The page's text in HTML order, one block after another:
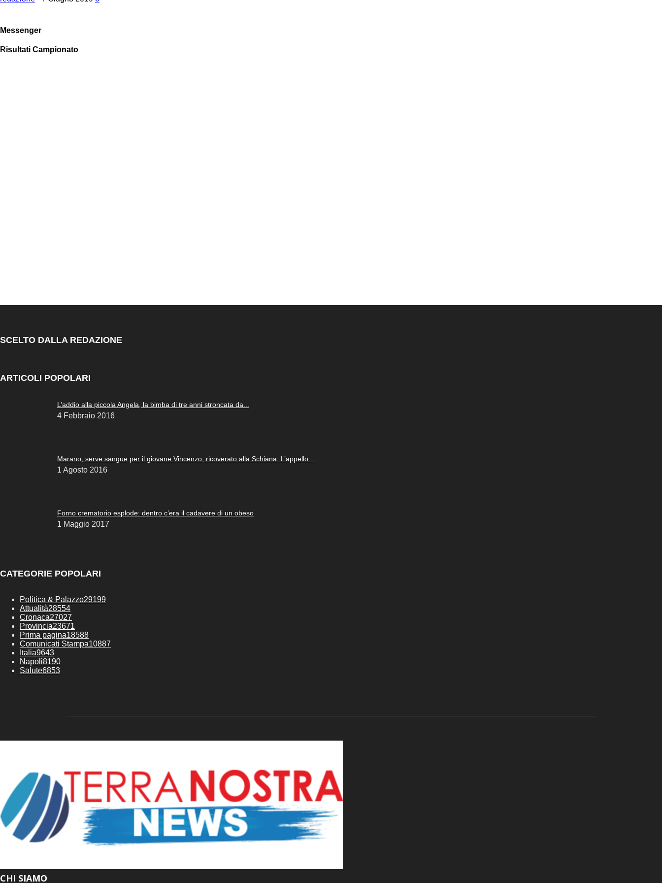
Messenger
Risultati Campionato
SCELTO DALLA REDAZIONE
ARTICOLI POPOLARI
L’addio alla piccola Angela, la bimba di tre anni stroncata da...
4 Febbraio 2016
Marano, serve sangue per il giovane Vincenzo, ricoverato alla Schiana. L’appello...
1 Agosto 2016
Forno crematorio esplode: dentro c’era il cadavere di un obeso
1 Maggio 2017
CATEGORIE POPOLARI
Politica & Palazzo29199
Attualità28554
Cronaca27027
Provincia23671
Prima pagina18588
Comunicati Stampa10887
Italia9643
Napoli8190
Salute6853
CHI SIAMO